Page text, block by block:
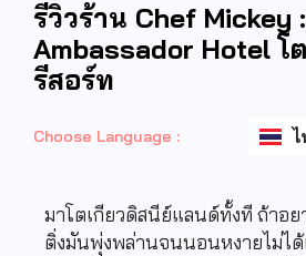
รีวิวร้าน Chef Mickey
Ambassador Hotel โ
รีสอร์ท
Choose Language :
มาโตเกียวดิสนีย์แลนด์ทั้งที ถ้าอ
ติ่งมันพุ่งพล่านจนนอนหงายไม่ไ